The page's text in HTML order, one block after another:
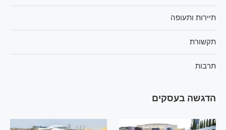
תיירות ותעופה
תקשורת
תרבות
הדגשה בעסקים